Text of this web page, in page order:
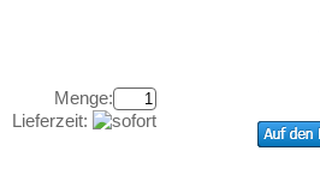
El Salvador
Kataloge
Aufbewahrung
Menge:
Lieferzeit: